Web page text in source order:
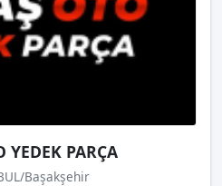
YEDEK PARÇA
Başakşehir